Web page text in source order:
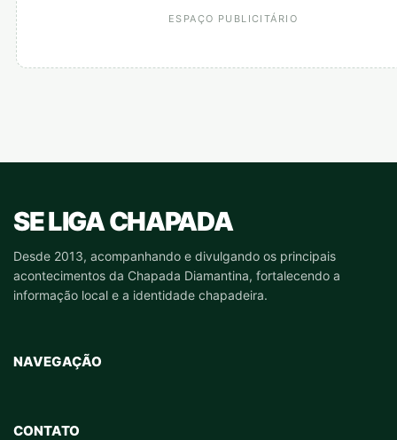
ESPAÇO PUBLICITÁRIO
SE LIGA CHAPADA
Desde 2013, acompanhando e divulgando os principais
acontecimentos da Chapada Diamantina, fortalecendo a
informação local e a identidade chapadeira.
NAVEGAÇÃO
CONTATO